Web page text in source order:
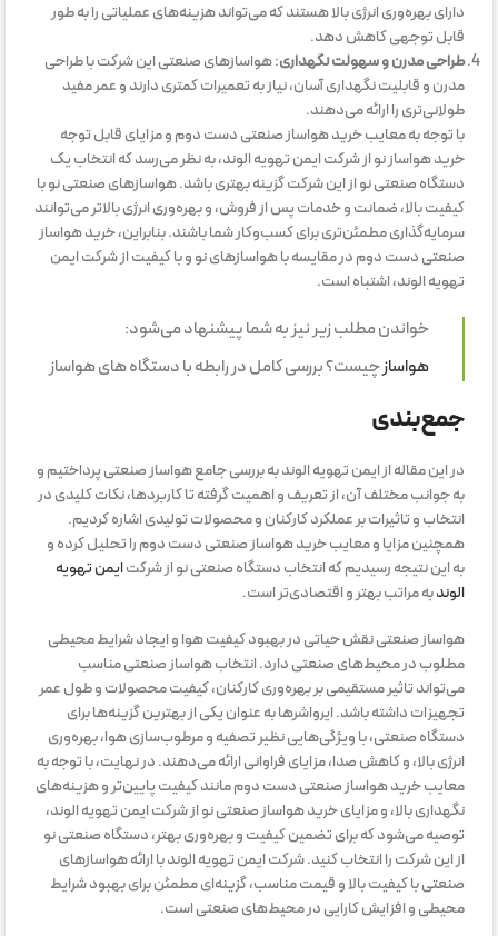
دارای بهره‌وری انرژی بالا هستند که می‌تواند هزینه‌های عملیاتی را به طور
قابل توجهی کاهش دهد.
طراحی مدرن و سهولت نگهداری: هواسازهای صنعتی این شرکت با طراحی
مدرن و قابلیت نگهداری آسان، نیاز به تعمیرات کمتری دارند و عمر مفید
طولانی‌تری را ارائه می‌دهند.
با توجه به معایب خرید هواساز صنعتی دست دوم و مزایای قابل توجه
خرید هواساز نو از شرکت ایمن تهویه الوند، به نظر می‌رسد که انتخاب یک
دستگاه صنعتی نو از این شرکت گزینه بهتری باشد. هواسازهای صنعتی نو با
کیفیت بالا، ضمانت و خدمات پس از فروش، و بهره‌وری انرژی بالاتر می‌توانند
سرمایه‌گذاری مطمئن‌تری برای کسب‌وکار شما باشند. بنابراین، خرید هواساز
صنعتی دست دوم در مقایسه با هواسازهای نو و با کیفیت از شرکت ایمن
تهویه الوند، اشتباه است.
خواندن مطلب زیر نیز به شما پیشنهاد می‌شود:
هواسازچیست؟ بررسی کامل در رابطه با دستگاه های هواساز
جمع‌بندی
در این مقاله از ایمن تهویه الوند به بررسی جامع هواساز صنعتی پرداختیم و
به جوانب مختلف آن، از تعریف و اهمیت گرفته تا کاربردها، نکات کلیدی در
انتخاب و تاثیرات بر عملکرد کارکنان و محصولات تولیدی اشاره کردیم.
همچنین مزایا و معایب خرید هواساز صنعتی دست دوم را تحلیل کرده و
به این نتیجه رسیدیم که انتخاب دستگاه صنعتی نو از شرکتایمن تهویه
الوندبه مراتب بهتر و اقتصادی‌تر است.
هواساز صنعتی نقش حیاتی در بهبود کیفیت هوا و ایجاد شرایط محیطی
مطلوب در محیط‌های صنعتی دارد. انتخاب هواساز صنعتی مناسب
می‌تواند تاثیر مستقیمی بر بهره‌وری کارکنان، کیفیت محصولات و طول عمر
تجهیزات داشته باشد. ایرواشرها به عنوان یکی از بهترین گزینه‌ها برای
دستگاه صنعتی، با ویژگی‌هایی نظیر تصفیه و مرطوب‌سازی هوا، بهره‌وری
انرژی بالا، و کاهش صدا، مزایای فراوانی ارائه می‌دهند. در نهایت، با توجه به
معایب خرید هواساز صنعتی دست دوم مانند کیفیت پایین‌تر و هزینه‌های
نگهداری بالا، و مزایای خرید هواساز صنعتی نو از شرکت ایمن تهویه الوند،
توصیه می‌شود که برای تضمین کیفیت و بهره‌وری بهتر، دستگاه صنعتی نو
از این شرکت را انتخاب کنید. شرکت ایمن تهویه الوند با ارائه هواسازهای
صنعتی با کیفیت بالا و قیمت مناسب، گزینه‌ای مطمئن برای بهبود شرایط
محیطی و افزایش کارایی در محیط‌های صنعتی است.